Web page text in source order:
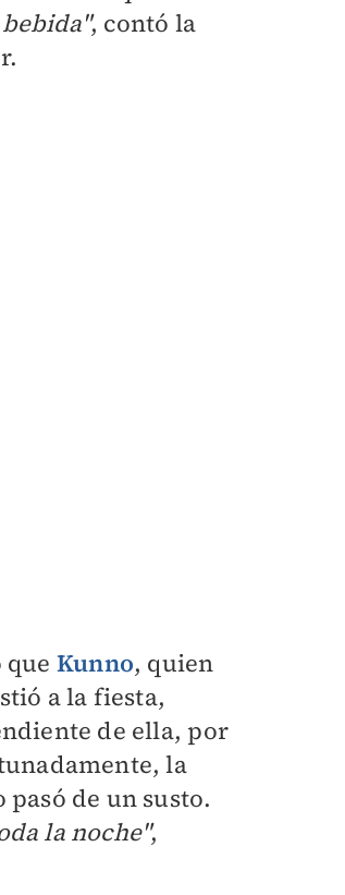
, contó la
Kunno, quien
a la fiesta,
de ella, por
la
de un susto.
la noche",